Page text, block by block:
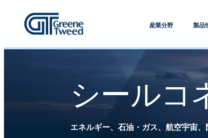
産業分野 製品
シールコ
エネルギー、石油・ガス、航空宇宙